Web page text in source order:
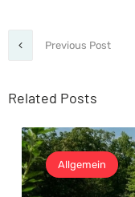
Previous Post
Related Posts
Allgemein